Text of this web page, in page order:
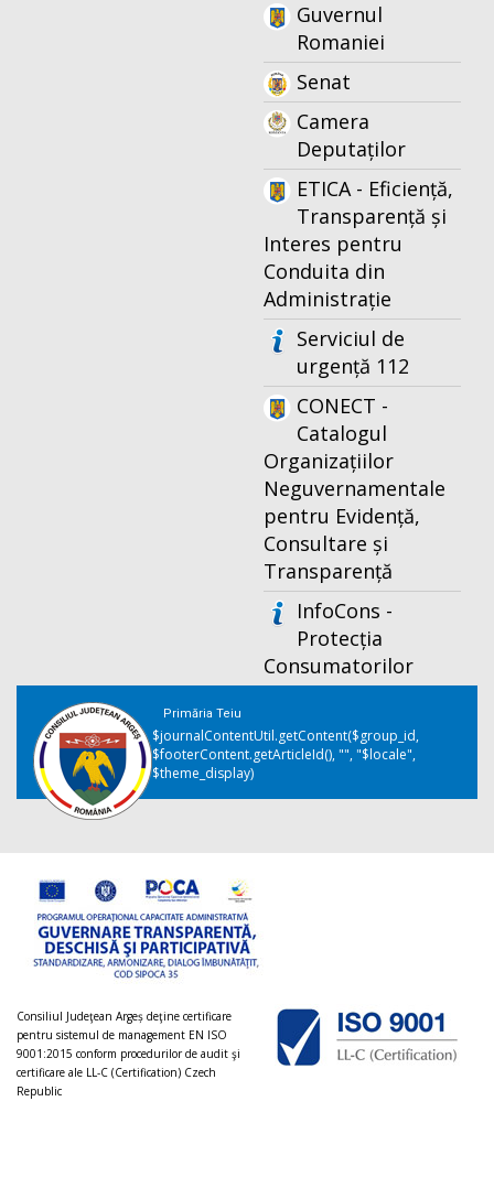
Guvernul
Romaniei
Senat
Camera
Deputaților
ETICA - Eficiență,
Transparență și
Interes pentru
Conduita din
Administrație
Serviciul de
urgență 112
CONECT -
Catalogul
Organizațiilor
Neguvernamentale
pentru Evidență,
Consultare și
Transparență
InfoCons -
Protecția
Consumatorilor
Primăria Teiu
$journalContentUtil.getContent($group_id,
$footerContent.getArticleId(), "", "$locale",
$theme_display)
Consiliul Judeţean Argeș deţine certificare
pentru sistemul de management EN ISO
9001:2015 conform procedurilor de audit şi
certificare ale LL-C (Certification) Czech
Republic